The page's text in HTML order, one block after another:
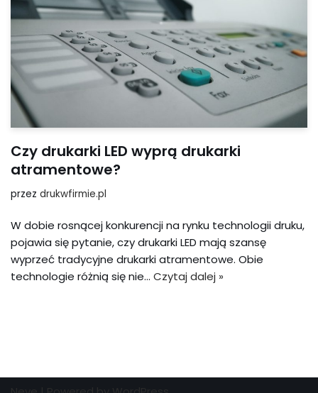
Czy drukarki LED wyprą drukarki
atramentowe?
przez drukwfirmie.pl
W dobie rosnącej konkurencji na rynku technologii druku,
pojawia się pytanie, czy drukarki LED mają szansę
wyprzeć tradycyjne drukarki atramentowe. Obie
technologie różnią się nie… Czytaj dalej »